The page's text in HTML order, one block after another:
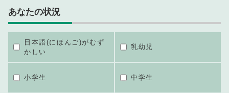
あなたの状況
日本語(にほんご)がむず
かしい
乳幼児
小学生 中学生